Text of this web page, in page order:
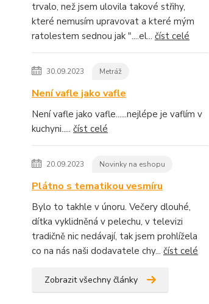
trvalo, než jsem ulovila takové střihy,
které nemusím upravovat a které mým
ratolestem sednou jak "....el... číst celé
30.09.2023 Metráž
Není vafle jako vafle
Není vafle jako vafle......nejlépe je vaflím v
kuchyni..... číst celé
20.09.2023 Novinky na eshopu
Plátno s tematikou vesmíru
Bylo to takhle v únoru. Večery dlouhé,
dítka vyklidněná v pelechu, v televizi
tradičně nic nedávají, tak jsem prohlížela
co na nás naši dodavatele chy... číst celé
Zobrazit všechny články